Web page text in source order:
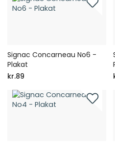
Signac Concarneau No6 -
Plakat
kr.89